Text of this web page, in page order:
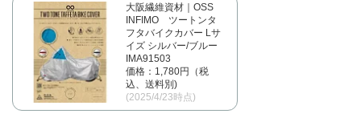
大阪繊維資材｜OSS
INFIMO ツートンタ
フタバイクカバー Lサ
イズ シルバー/ブルー
IMA91503
価格：1,780円（税
込、送料別)
(2025/4/23時点)